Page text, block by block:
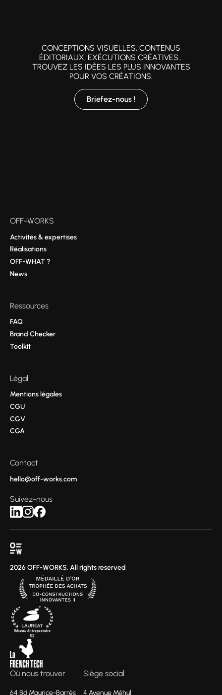
CONCEPTIONS VISUELLES, CONTENUS
ÉDITORIAUX, EXÉCUTIONS CRÉATIVES...
TROUVEZ LES IDÉES LES PLUS INNOVANTES
POUR VOS CRÉATIONS.
Briefez-nous !
OFF-WORKS
Activités & expertises
Réalisations
OFF-WHAT ?
News
Ressources
FAQ
Brand Checker
Toolkit
Légal
Mentions légales
CGU
CGV
CGA
Contact
hello@off-works.com
Suivez-nous
2026 OFF-WORKS. All rights reserved
Où nous trouver
64 Bd Maurice-Barrès
Siège social
4 Avenue Méhul